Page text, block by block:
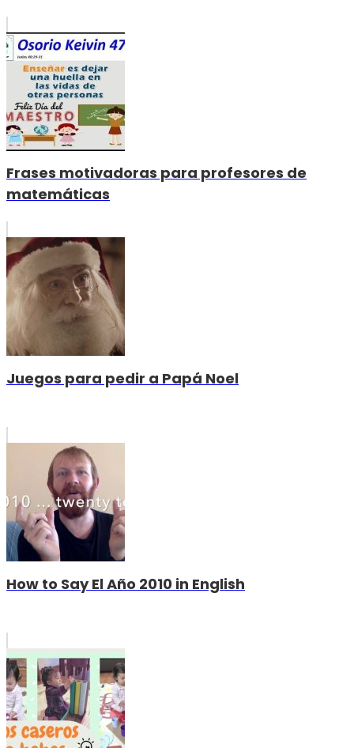
Frases motivadoras para profesores de
matemáticas
Juegos para pedir a Papá Noel
How to Say El Año 2010 in English